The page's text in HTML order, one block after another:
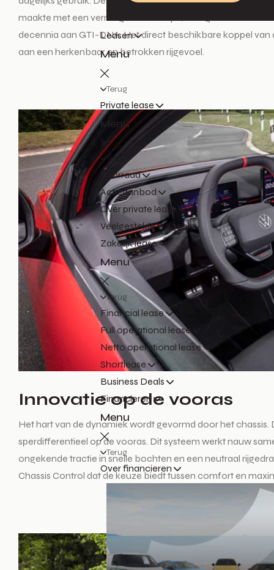
Leasen
Menu
Terug
Private lease
Menu
Terug
Voorraad
Actieaanbod
Over private lease
Veelgestelde vragen
Zakelijk lease
Menu
Terug
Financial lease
Full operational lease
Netto operational lease
Shortlease
Business Deals
Financieren
Menu
Terug
Over financieren
maakte met een vermogen van 120 pk, brengt de ID. Polo
decennia aan GTI-DNA. Het direct beschikbare koppel
aan een herkenbaar en betrokken rijgevoel.
Innovatie op de vooras
Het hart van de dynamiek wordt gevormd door het chassis.
sperdifferentieel op de vooras. Dit systeem werkt nauw
ongekende tractie in snelle bochten en een neutraal
Chassis Control dat de keuze biedt tussen comfort en